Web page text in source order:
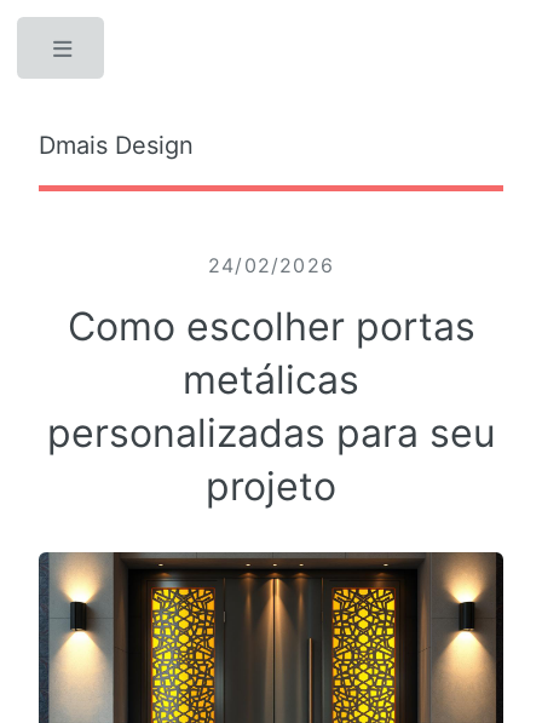
Dmais Design
24/02/2026
Como escolher portas
metálicas
personalizadas para seu
projeto